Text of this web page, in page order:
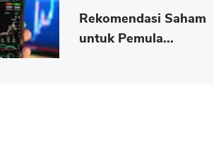
Rekomendasi Saham
untuk Pemula...